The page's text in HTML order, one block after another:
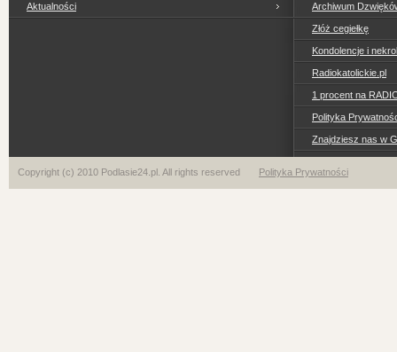
Aktualności Archiwum
Złóż cegiełkę
Kondolencje i
Radiokatolickie.pl
1 procent na
Polityka
Znajdziesz nas w
Copyright (c) 2010 Podlasie24.pl. All rights reserved Polityka Prywatności